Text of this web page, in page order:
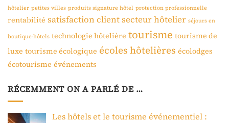
hôtelier petites villes produits signature hôtel protection professionnelle
rentabilité satisfaction clientsecteur hôtelier séjours en
boutique-hôtels technologie hôtelière tourisme tourisme de
luxe tourisme écologique écoles hôtelières écolodges
écotourisme événements
RÉCEMMENT ON A PARLÉ DE …
Les hôtels et le tourisme événementiel :